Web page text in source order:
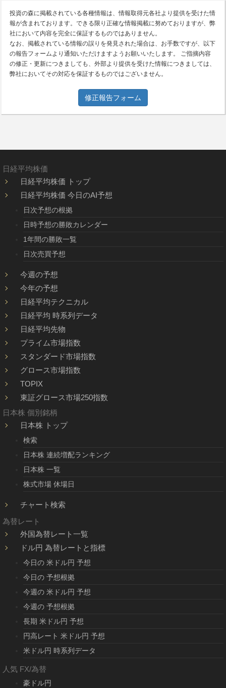
投資の森に掲載されている各種情報は、情報取得元各社より提供を受けた情
報が含まれております。できる限り正確な情報掲載に努めておりますが、弊
社において内容を完全に保証するものではありません。
なお、掲載されている情報の誤りを発見された場合は、お手数ですが、以下
の報告フォームより通知いただけますようお願いいたします。 ご指摘内容
の修正・更新につきましても、外部より提供を受けた情報につきましては、
弊社においてその対応を保証するものではございません。
修正報告フォーム
日経平均株価
日経平均株価 トップ
日経平均株価 今日のAI予想
日次予想の根拠
日時予想の勝敗カレンダー
1年間の勝敗一覧
日次売買予想
今週の予想
今年の予想
日経平均テクニカル
日経平均 時系列データ
日経平均先物
プライム市場指数
スタンダード市場指数
グロース市場指数
TOPIX
東証グロース市場250指数
日本株 個別銘柄
日本株 トップ
検索
日本株 連続増配ランキング
日本株 一覧
株式市場 休場日
チャート検索
為替レート
外国為替レート一覧
ドル円 為替レートと指標
今日の 米ドル円 予想
今日の 予想根拠
今週の 米ドル円 予想
今週の 予想根拠
長期 米ドル円 予想
円高レート 米ドル円 予想
米ドル円 時系列データ
人気 FX/為替
豪ドル円